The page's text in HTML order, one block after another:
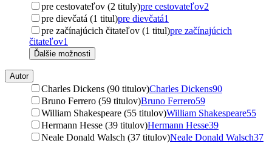
pre cestovateľov (2 tituly)pre cestovateľov2
pre dievčatá (1 titul)pre dievčatá1
pre začínajúcich čitateľov (1 titul)pre začínajúcich
čitateľov1
Ďalšie možnosti
Autor
Charles Dickens (90 titulov)Charles Dickens90
Bruno Ferrero (59 titulov)Bruno Ferrero59
William Shakespeare (55 titulov)William Shakespeare55
Hermann Hesse (39 titulov)Hermann Hesse39
Neale Donald Walsch (37 titulov)Neale Donald Walsch37